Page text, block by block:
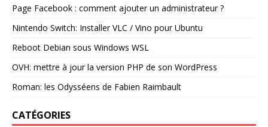
Page Facebook : comment ajouter un administrateur ?
Nintendo Switch: Installer VLC / Vino pour Ubuntu
Reboot Debian sous Windows WSL
OVH: mettre à jour la version PHP de son WordPress
Roman: les Odysséens de Fabien Raimbault
CATÉGORIES